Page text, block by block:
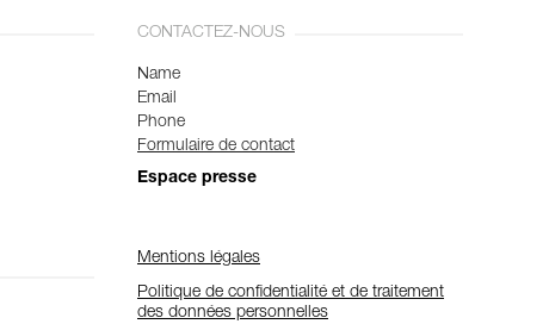
CONTACTEZ-NOUS
Name
Email
Phone
Formulaire de contact
Espace presse
Mentions légales
Politique de confidentialité et de traitement
des données personnelles